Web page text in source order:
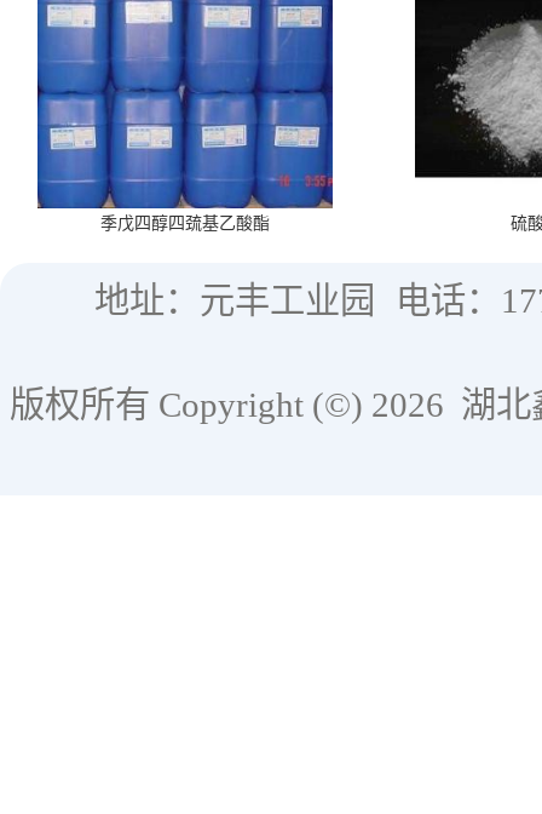
季戊四醇四巯基乙酸酯 硫
地址：元丰工业园 电话：
版权所有 Copyright (©) 2026 湖北